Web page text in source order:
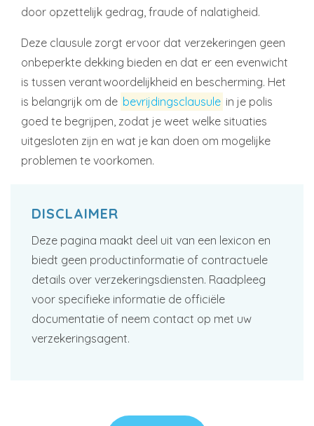
door opzettelijk gedrag, fraude of nalatigheid.
Deze clausule zorgt ervoor dat verzekeringen geen
onbeperkte dekking bieden en dat er een evenwicht
is tussen verantwoordelijkheid en bescherming. Het
is belangrijk om de bevrijdingsclausule in je polis
goed te begrijpen, zodat je weet welke situaties
uitgesloten zijn en wat je kan doen om mogelijke
problemen te voorkomen.
DISCLAIMER
Deze pagina maakt deel uit van een lexicon en
biedt geen productinformatie of contractuele
details over verzekeringsdiensten. Raadpleeg
voor specifieke informatie de officiële
documentatie of neem contact op met uw
verzekeringsagent.